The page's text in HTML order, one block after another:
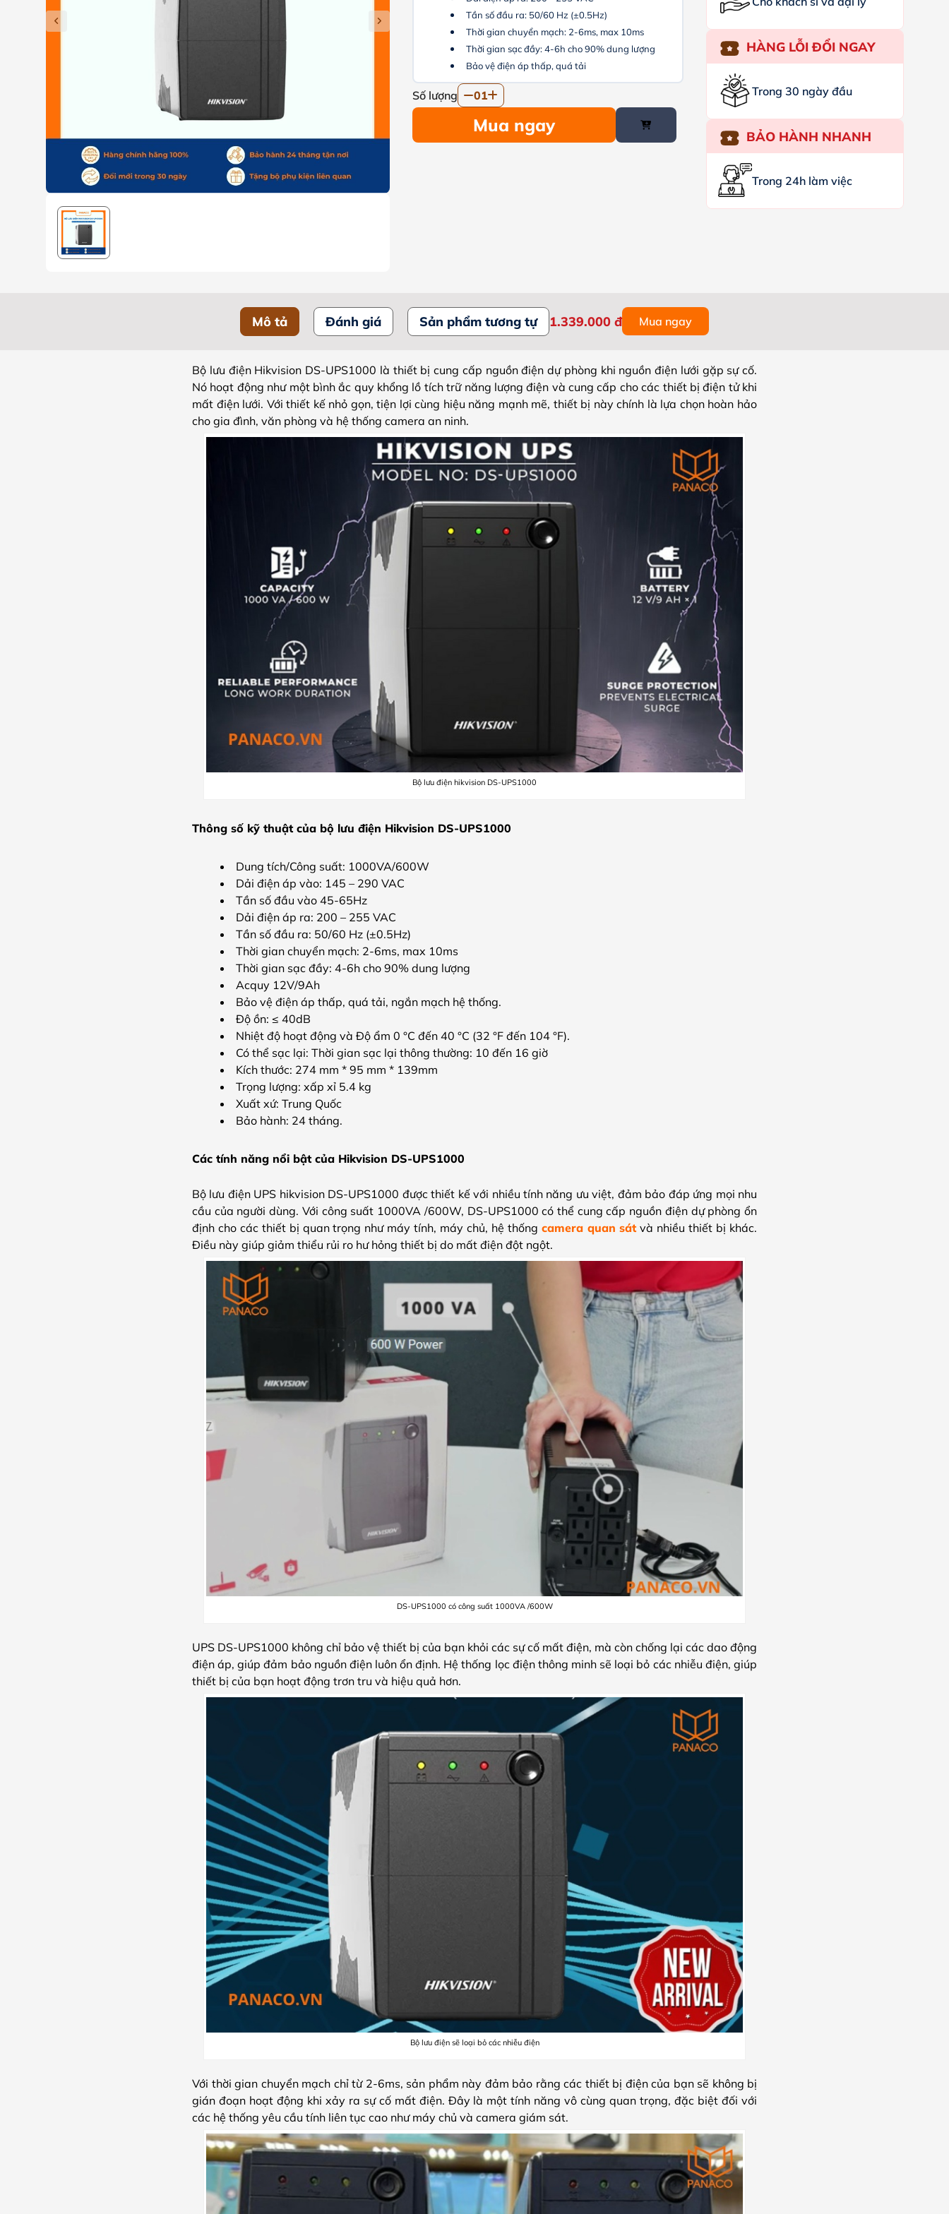
Tần số đầu ra: 50/60 Hz (±0.5Hz)
Thời gian chuyển mạch: 2-6ms, max 10ms
Thời gian sạc đầy: 4-6h cho 90% dung lượng
Bảo vệ điện áp thấp, quá tải
Số lượng 01
Mua ngay
HÀNG LỖI ĐỔI NGAY
Trong 30 ngày đầu
BẢO HÀNH NHANH
Trong 24h làm việc
Mô tả Đánh giá Sản phẩm tương tự 1.339.000 đ Mua ngay
Bộ lưu điện Hikvision DS-UPS1000 là thiết bị cung cấp nguồn điện dự phòng khi nguồn điện lưới gặp sự cố.
Nó hoạt động như một bình ắc quy khổng lồ tích trữ năng lượng điện và cung cấp cho các thiết bị điện tử khi
mất điện lưới. Với thiết kế nhỏ gọn, tiện lợi cùng hiệu năng mạnh mẽ, thiết bị này chính là lựa chọn hoàn hảo
cho gia đình, văn phòng và hệ thống camera an ninh.
Bộ lưu điện hikvision DS-UPS1000
Thông số kỹ thuật của bộ lưu điện Hikvision DS-UPS1000
Dung tích/Công suất: 1000VA/600W
Dải điện áp vào: 145 – 290 VAC
Tần số đầu vào 45-65Hz
Dải điện áp ra: 200 – 255 VAC
Tần số đầu ra: 50/60 Hz (±0.5Hz)
Thời gian chuyển mạch: 2-6ms, max 10ms
Thời gian sạc đầy: 4-6h cho 90% dung lượng
Acquy 12V/9Ah
Bảo vệ điện áp thấp, quá tải, ngắn mạch hệ thống.
Độ ồn: ≤ 40dB
Nhiệt độ hoạt động và Độ ẩm 0 °C đến 40 °C (32 °F đến 104 °F).
Có thể sạc lại: Thời gian sạc lại thông thường: 10 đến 16 giờ
Kích thước: 274 mm * 95 mm * 139mm
Trọng lượng: xấp xỉ 5.4 kg
Xuất xứ: Trung Quốc
Bảo hành: 24 tháng.
Các tính năng nổi bật của Hikvision DS-UPS1000
Bộ lưu điện UPS hikvision DS-UPS1000 được thiết kế với nhiều tính năng ưu việt, đảm bảo đáp ứng mọi nhu
cầu của người dùng. Với công suất 1000VA /600W, DS-UPS1000 có thể cung cấp nguồn điện dự phòng ổn
định cho các thiết bị quan trọng như máy tính, máy chủ, hệ thống camera quan sát và nhiều thiết bị khác.
Điều này giúp giảm thiểu rủi ro hư hỏng thiết bị do mất điện đột ngột.
DS-UPS1000 có công suất 1000VA /600W
UPS DS-UPS1000 không chỉ bảo vệ thiết bị của bạn khỏi các sự cố mất điện, mà còn chống lại các dao động
điện áp, giúp đảm bảo nguồn điện luôn ổn định. Hệ thống lọc điện thông minh sẽ loại bỏ các nhiễu điện, giúp
thiết bị của bạn hoạt động trơn tru và hiệu quả hơn.
Bộ lưu điện sẽ loại bỏ các nhiễu điện
Với thời gian chuyển mạch chỉ từ 2-6ms, sản phẩm này đảm bảo rằng các thiết bị điện của bạn sẽ không bị
gián đoạn hoạt động khi xảy ra sự cố mất điện. Đây là một tính năng vô cùng quan trọng, đặc biệt đối với
các hệ thống yêu cầu tính liên tục cao như máy chủ và camera giám sát.